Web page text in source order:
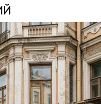
настоящей звездой